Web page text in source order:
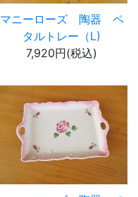
マニーローズ 陶器 ペ
タルトレー（L)
7,920円(税込)